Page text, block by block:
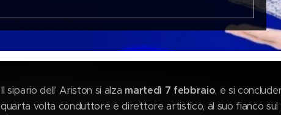
Il sipario dell' Ariston si alza martedì 7 febbraio, e si
quarta volta conduttore e direttore artistico, al suo fianco sul